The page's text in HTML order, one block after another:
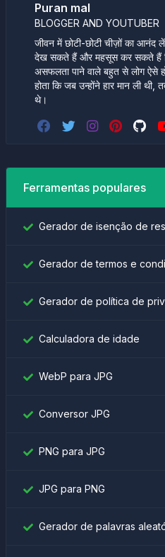
Puran mal
BLOGGER AND YOUTUBER
जीवन में छोटी-छोटी चीज़ों का
देख सकते हैं और महसूस कर सकते हैं
असफलता पाने वाले बहुत से लोग ऐसे
होता कि जब उन्होंने हार मान ली
थे।
Ferramentas populares
Gerador de isenção de
Gerador de termos e
Gerador de política de
Calculadora de idade
WebP para JPG
Conversor JPG
PNG para JPG
JPG para PNG
Gerador de palavras